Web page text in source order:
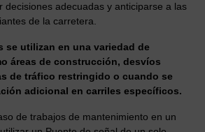
decisiones adecuadas y anticiparse a las
de la carretera.
se utilizan en una variedad de
áreas de construcción, desvíos
de tráfico restringido o cuando se
adicional en carriles específicos.
de trabajos de mantenimiento en un